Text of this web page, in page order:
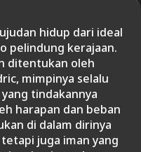
hidup dari ideal
pelindung kerajaan.
ditentukan oleh
mimpinya selalu
tindakannya
harapan dan beban
di dalam dirinya
juga iman yang